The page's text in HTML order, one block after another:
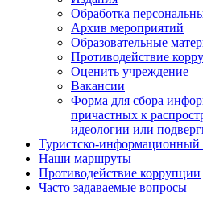
Обработка
Архив мероприятий
Образовательные
Противодействие
Оценить учреждение
Вакансии
Форма для сбора
причастных к
идеологии или
Туристско-информационный
Наши маршруты
Противодействие коррупции
Часто задаваемые вопросы